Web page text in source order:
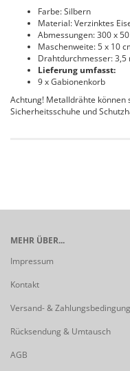
Farbe: Silbern
Material: Verzinktes
Abmessungen: 300 x
Maschenweite: 5 x 10
Drahtdurchmesser: 3,5
Lieferung umfasst:
9 x Gabionenkorb
Achtung! Metalldrähte können
Sicherheitsschuhe und
MEHR ÜBER...
Impressum
Kontakt
Versand- &
Rücksendung & Umtausch
AGB